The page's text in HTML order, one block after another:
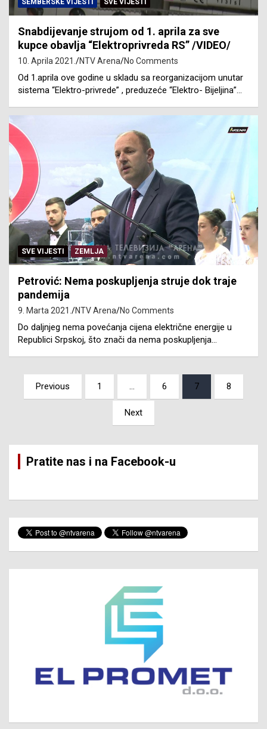
SEMBERSKE VIJESTI SVE VIJESTI
Snabdijevanje strujom od 1. aprila za sve
kupce obavlja “Elektroprivreda RS” /VIDEO/
10. Aprila 2021. NTV Arena No Comments
Od 1.aprila ove godine u skladu sa reorganizacijom unutar
sistema “Elektro-privrede” , preduzeće “Elektro- Bijeljina”…
SVE VIJESTI ZEMLJA
Petrović: Nema poskupljenja struje dok traje
pandemija
9. Marta 2021. NTV Arena No Comments
Do daljnjeg nema povećanja cijena električne energije u
Republici Srpskoj, što znači da nema poskupljenja…
Posts
pagination
Previous 1 … 6 7 8
Next
Pratite nas i na Facebook-u